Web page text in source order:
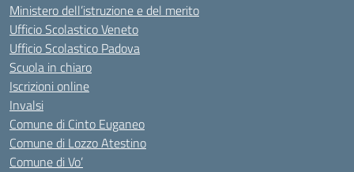
Ministero dell’istruzione e del merito
Ufficio Scolastico Veneto
Ufficio Scolastico Padova
Scuola in chiaro
Iscrizioni online
Invalsi
Comune di Cinto Euganeo
Comune di Lozzo Atestino
Comune di Vo’